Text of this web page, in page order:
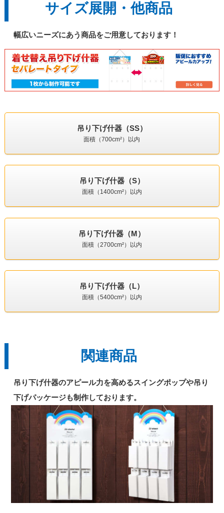
サイズ展開・他商品
幅広いニーズにあう商品をご用意しております！
吊り下げ什器（SS）
面積（700cm²）以内
吊り下げ什器（S）
面積（1400cm²）以内
吊り下げ什器（M）
面積（2700cm²）以内
吊り下げ什器（L）
面積（5400cm²）以内
関連商品
吊り下げ什器のアピール力を高めるスイングポップや吊り
下げパッケージも制作しております。